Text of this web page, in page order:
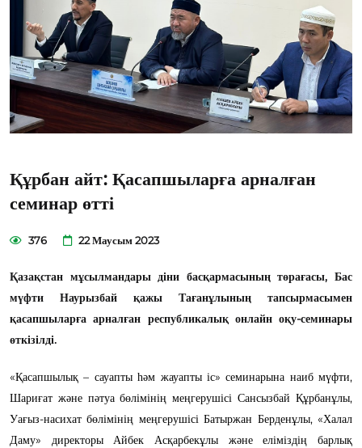
Құрбан айт: Қасапшыларға арналған
семинар өтті
376 22 Маусым 2023
Қазақстан мұсылмандары діни басқармасының төрағасы, Бас
мүфти Наурызбай қажы Тағанұлының тапсырмасымен
қасапшыларға арналған республикалық онлайн оқу-семинары
өткізілді.
«Қасапшылық – сауапты һәм жауапты іс» семинарына наиб мүфти,
Шариғат және пәтуа бөлімінің меңгерушісі Сансызбай Құрбанұлы,
Уағыз-насихат бөлімінің меңгерушісі Батыржан Берденұлы, «Халал
Даму» директоры Айбек Асқарбекұлы және еліміздің барлық